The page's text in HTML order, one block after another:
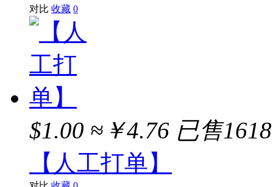
对比 收藏 0
$1.00 ≈￥4.76 已售
【人工打单】